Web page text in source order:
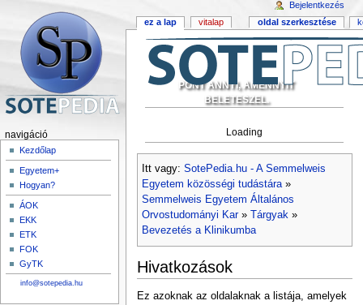
PONT ANNYI, AMENNYIT
BELETESZEL.
Loading
Itt vagy: SotePedia.hu - A Semmelweis
Egyetem közösségi tudástára»
Semmelweis Egyetem Általános
Orvostudományi Kar» Tárgyak»
Bevezetés a Klinikumba
Hivatkozások
Ez azoknak az oldalaknak a listája, amelyek
ez a lap vitalap oldal szerkesztése
Bejelentkezés
navigáció
Kezdőlap
Egyetem+
Hogyan?
ÁOK
EKK
ETK
FOK
GyTK
info@sotepedia.hu